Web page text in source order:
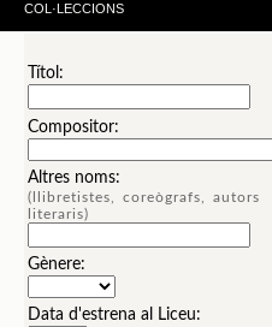
COL·LECCIONS
Títol:
Compositor:
Altres noms:
(llibretistes, coreògrafs, autors
literaris)
Gènere:
Data d'estrena al Liceu: